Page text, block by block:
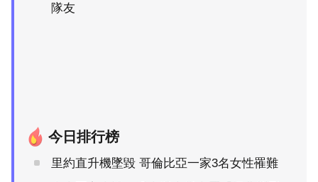
隊友
今日排行榜
里約直升機墜毀 哥倫比亞一家3名女性罹難